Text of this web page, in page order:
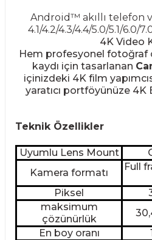
Android™ akıllı telefon
4.1/4.2/4.3/4.4/5.0/5.1/6.0/
4K Video
Hem profesyonel fotoğraf
kaydı için tasarlanan
içinizdeki 4K film
yaratıcı portföyünüze 4K
Teknik Özellikler
Uyumlu Lens Mount
Kamera formatı
Full
Piksel
maksimum
çözünürlük
En boy oranı